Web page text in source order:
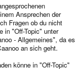
Ansprechen der
Fragen ob du nicht
in "Off-Topic" unter
- Allgemeines", da es
an sich geht.
könne in "Off-Topic"